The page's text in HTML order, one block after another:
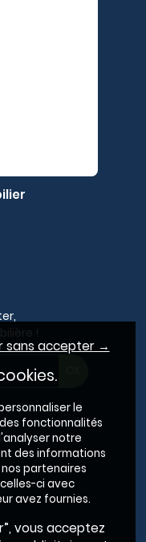
sans accepter →
le
fonctionnalités
notre
des informations
partenaires
ci avec
avez fournies.
vous acceptez